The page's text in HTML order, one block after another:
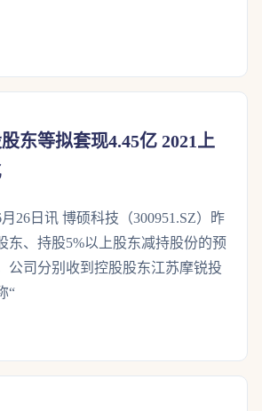
东等拟套现4.45亿 2021上
26日讯 博硕科技（300951.SZ）昨
东、持股5%以上股东减持股份的预
公司分别收到控股股东江苏摩锐投
“